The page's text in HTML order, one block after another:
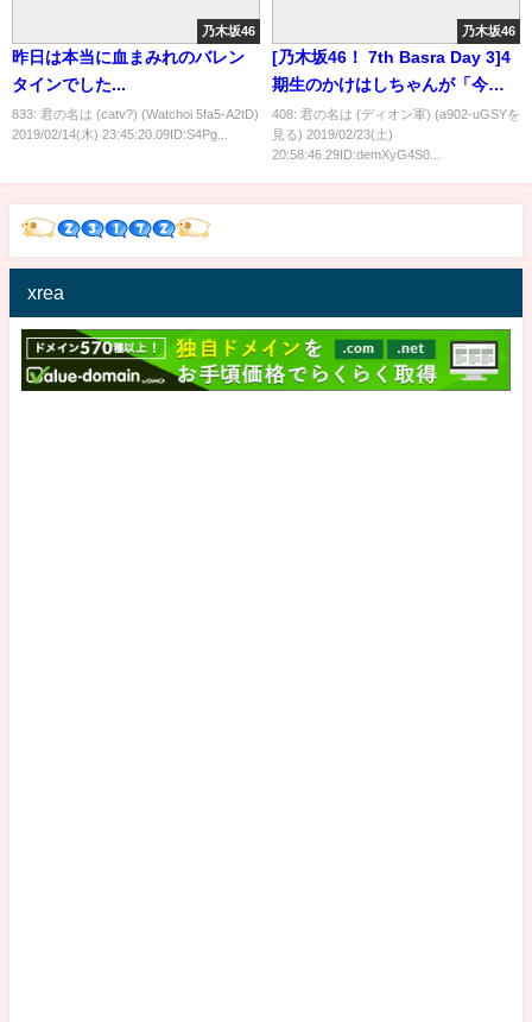
乃木坂46
昨日は本当に血まみれのバレン
タインでした...
833: 君の名は (catv?) (Watchoi 5fa5-A2tD)
2019/02/14(木) 23:45:20.09ID:S4Pg...
乃木坂46
[乃木坂46！ 7th Basra Day 3]4
期生のかけはしちゃんが「今日
は泣かないよ」としっかり挨拶
してくれた後、せいらちゃんが
大声で泣き出して…
408: 君の名は (ディオン軍) (a902-uGSYを
見る) 2019/02/23(土)
20:58:46.29ID:demXyG4S0...
xrea